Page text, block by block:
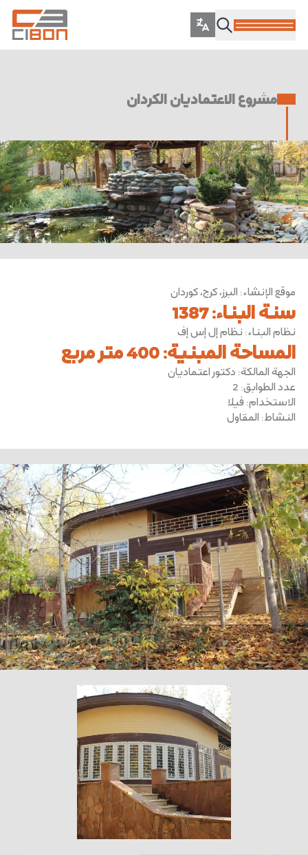
مشروع الاعتمادیان الکردان
موقع الإنشاء: البرز، كرج، كوردان
سنة البناء:
1387
نظام البناء: نظام إل إس إف
المساحة المبنية:400 متر مربع
الجهة المالكة: دكتور اعتماديان
عدد الطوابق:
2
الاستخدام:فيلا
النشاط: المقاول